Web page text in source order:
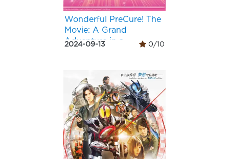
Wonderful PreCure! The
Movie: A Grand
Adventure in a
2024-09-13 0/10